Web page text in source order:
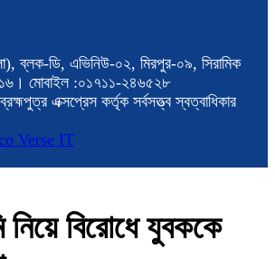
ব্লক-ডি, এভিনিউ-০২, মিরপুর-০৯, সিরামিক
মোবাইল :০১৭১১-২৪৬৫২৮
এক্সপ্রেস কর্তৃক সর্বসত্ত্ব স্বত্বাধিকার
Verse IT
নিয়ে বিরোধে যুবককে